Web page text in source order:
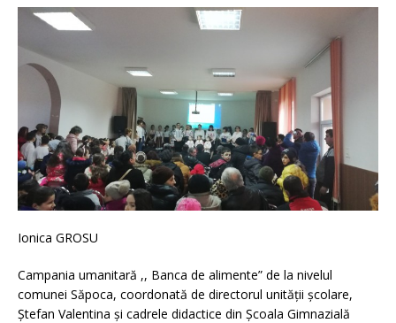
Ionica GROSU
Campania umanitară ,, Banca de alimente” de la nivelul
comunei Săpoca, coordonată de directorul unității școlare,
Ștefan Valentina și cadrele didactice din Școala Gimnazială